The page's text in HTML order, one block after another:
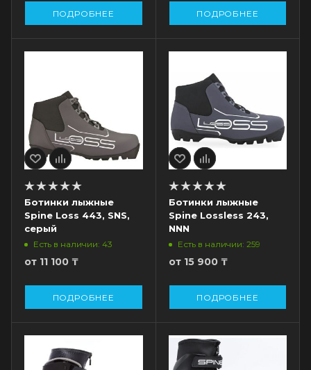
ПОДРОБНЕЕ ПОДРОБНЕЕ
Ботинки лыжные
Spine Loss 443, SNS,
серый
Есть в наличии: 43
от 11 100 ₸
ПОДРОБНЕЕ
Ботинки лыжные
Spine Lossless 243,
NNN
Есть в наличии: 259
от 15 900 ₸
ПОДРОБНЕЕ